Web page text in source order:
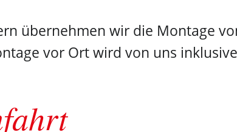
übernehmen wir die Montage
vor Ort wird von uns